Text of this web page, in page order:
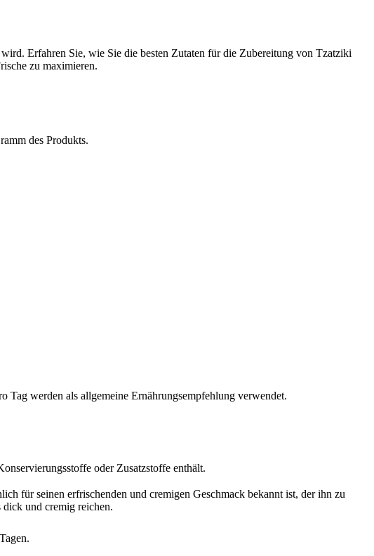
Erfahren Sie, wie Sie die besten Zutaten für die Zubereitung von Tzatziki
zu maximieren.
des Produkts.
werden als allgemeine Ernährungsempfehlung verwendet.
oder Zusatzstoffe enthält.
für seinen erfrischenden und cremigen Geschmack bekannt ist, der ihn zu
und cremig reichen.